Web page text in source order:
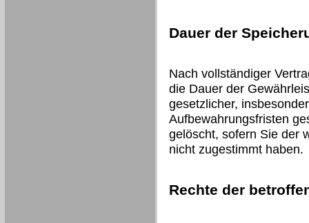
Dauer der
Nach vollständiger
die Dauer der
gesetzlicher,
Aufbewahrungsfristen
gelöscht, sofern Sie der
nicht zugestimmt haben.
Rechte der